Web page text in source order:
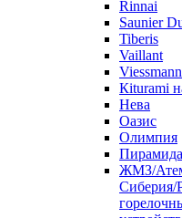
Rinnai
Saunier
Tiberis
Vaillant
Viessmann
Кiturami
Нева
Оазис
Олимпия
Пирамида
ЖМЗ/
Сиберия/